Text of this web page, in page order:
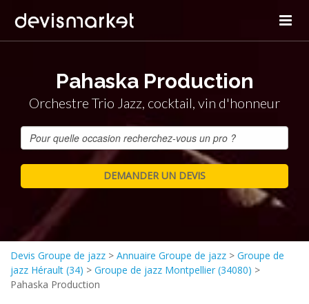
Pahaska Production
Orchestre Trio Jazz, cocktail, vin d'honneur
Devis Groupe de jazz > Annuaire Groupe de jazz > Groupe de
jazz Hérault (34) > Groupe de jazz Montpellier (34080) >
Pahaska Production